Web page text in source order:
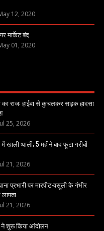
12, 2020
मार्केट बंद
01, 2020
का राज: हाईवा से कुचलकर सड़क हादसा
25, 2026
खाली थाली; 5 महीने बाद फूटा गरीबों
21, 2026
प्रभारी पर मारपीट-वसूली के गंभीर
21, 2026
ने शुरू किया आंदोलन